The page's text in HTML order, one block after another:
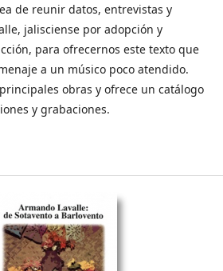
de reunir datos, entrevistas y
jalisciense por adopción y
para ofrecernos este texto que
a un músico poco atendido.
obras y ofrece un catálogo
y grabaciones.